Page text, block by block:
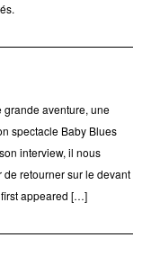
aventure, une
spectacle Baby Blues
interview, il nous
retourner sur le devant
appeared […]